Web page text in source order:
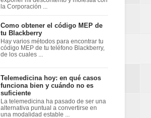
la Corporación ...
Como obtener el código MEP de
tu Blackberry
Hay varios métodos para encontrar tu
código MEP de tu teléfono Blackberry,
de los cuales ...
Telemedicina hoy: en qué casos
funciona bien y cuándo no es
suficiente
La telemedicina ha pasado de ser una
alternativa puntual a convertirse en
una modalidad estable ...